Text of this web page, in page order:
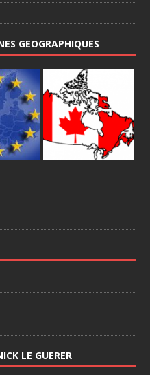
GEOGRAPHIQUES
LE GUERER